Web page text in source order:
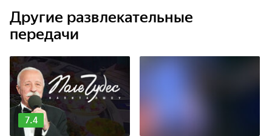
Другие развлекательные
передачи
7.4